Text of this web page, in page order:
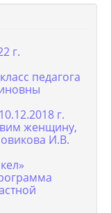
г.
педагога
г.
женщину,
И.В.